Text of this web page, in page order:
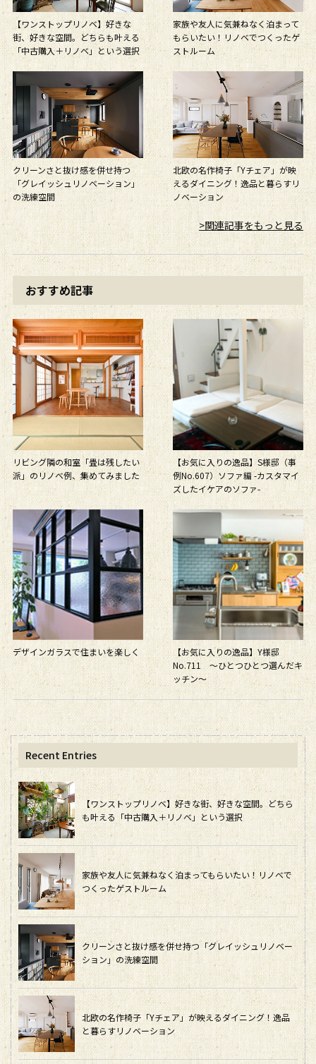
【ワンストップリノベ】好きな
街、好きな空間。どちらも叶える
「中古購入＋リノベ」という選択
家族や友人に気兼ねなく泊まって
もらいたい！リノベでつくったゲ
ストルーム
クリーンさと抜け感を併せ持つ
「グレイッシュリノベーション」
の洗練空間
北欧の名作椅子「Yチェア」が映
えるダイニング！逸品と暮らすリ
ノベーション
>関連記事をもっと見る
おすすめ記事
リビング隣の和室「畳は残したい
派」のリノベ例、集めてみました
【お気に入りの逸品】S様邸（事
例No.607）ソファ編 -カスタマイ
ズしたイケアのソファ-
デザインガラスで住まいを楽しく
【お気に入りの逸品】Y様邸
No.711 ～ひとつひとつ選んだキ
ッチン～
Recent Entries
【ワンストップリノベ】好きな街、好きな空間。どちら
も叶える「中古購入＋リノベ」という選択
家族や友人に気兼ねなく泊まってもらいたい！リノベで
つくったゲストルーム
クリーンさと抜け感を併せ持つ「グレイッシュリノベー
ション」の洗練空間
北欧の名作椅子「Yチェア」が映えるダイニング！逸品
と暮らすリノベーション